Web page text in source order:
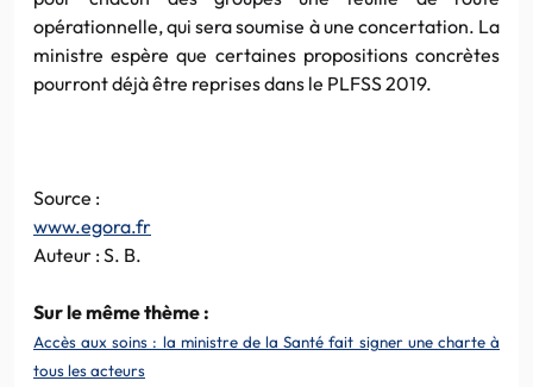
opérationnelle, qui sera soumise à une concertation. La
ministre espère que certaines propositions concrètes
pourront déjà être reprises dans le PLFSS 2019.
Source :
www.egora.fr
Auteur : S. B.
Sur le même thème :
Accès aux soins : la ministre de la Santé fait signer une charte à
tous les acteurs